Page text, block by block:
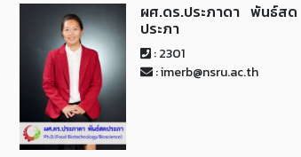
ผศ.ดร.ประภาดา พันธ์สด
ประภา
: 2301
: imerb@nsru.ac.th